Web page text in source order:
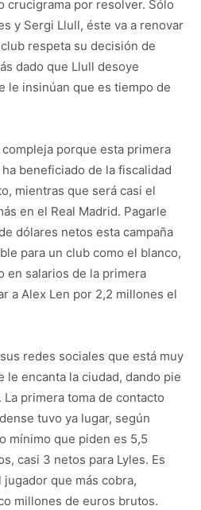
crucigrama por resolver. Sólo
y Sergi Llull, éste va a renovar
respeta su decisión de
dado que Llull desoye
le insinúan que es tiempo de
porque esta primera
beneficiado de la fiscalidad
mientras que será casi el
en el Real Madrid. Pagarle
dólares netos esta campaña
para un club como el blanco,
en salarios de la primera
a Alex Len por 2,2 millones el
redes sociales que está muy
le encanta la ciudad, dando pie
primera toma de contacto
tuvo ya lugar, según
mínimo que piden es 5,5
casi 3 netos para Lyles. Es
que más cobra,
millones de euros brutos.